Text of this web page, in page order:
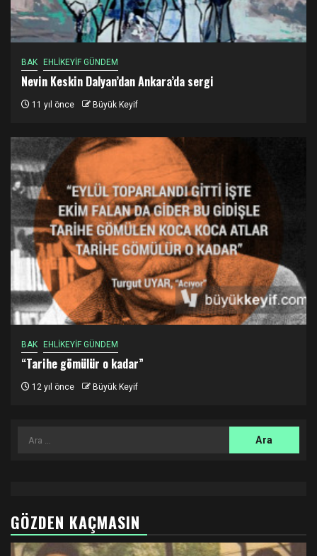
BAK EHLİKEYİF GÜNDEM
Nevin Keskin Dalyan’dan Ankara’da sergi
11 yıl önce Büyük Keyif
BAK EHLİKEYİF GÜNDEM
“Tarihe gömülür o kadar”
12 yıl önce Büyük Keyif
Arama:
GÖZDEN KAÇMASIN